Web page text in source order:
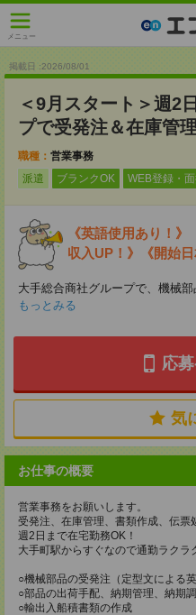
メニュー
掲載日 :2026/08/01
＜9月スタート＞週2
プで受発注＆在庫管
職種： 営業事務
派遣
ブランクOK WEB登録・
《英語使用あり！
収入UP！》《開始日
大手総合商社グループで、機械
もっとみる
応
気
お仕事の概要
営業事務をお願いします。
受発注、在庫管理、書類作成、伝票
週2日まで在宅勤務OK！
大手町駅からすぐなので通勤ラクラ
○機械部品の受発注（定型文による
○部品の出荷手配、納期管理、納期
○輸出入船積書類の作成